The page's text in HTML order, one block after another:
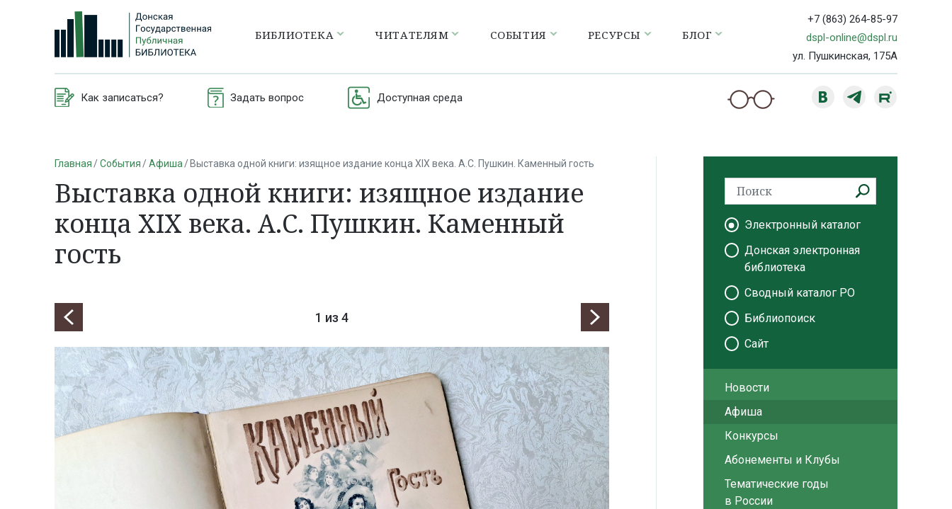
БИБЛИОТЕКА ЧИТАТЕЛЯМ СОБЫТИЯ РЕСУРСЫ БЛОГ
+7 (863) 264-85-97
dspl-online@dspl.ru
ул. Пушкинская, 175А
Как записаться? Задать вопрос Доступная среда
Главная События Афиша Выставка одной книги: изящное издание конца XIX века. А.С. Пушкин. Каменный гость
Выставка одной книги: изящное издание
конца XIX века. А.С. Пушкин. Каменный
гость
1 из 4
Электронный каталог
Донская электронная
библиотека
Сводный каталог РО
Библиопоиск
Сайт
Новости
Афиша
Конкурсы
Абонементы и Клубы
Тематические годы
в России